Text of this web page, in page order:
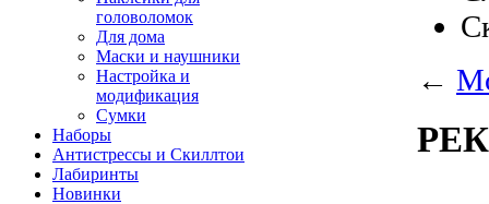
головоломок
Для дома
Маски и наушники
Настройка и
модификация
Сумки
Наборы
Антистрессы и Скиллтои
Лабиринты
Новинки
←